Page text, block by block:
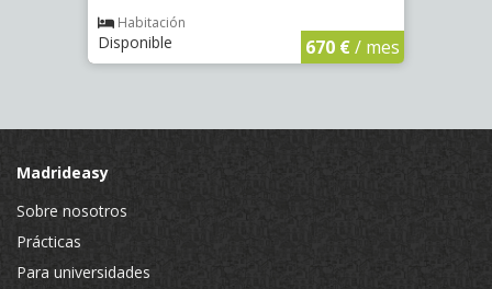
Habitación
Disponible 670 €/ mes
Madrideasy
Sobre nosotros
Prácticas
Para universidades